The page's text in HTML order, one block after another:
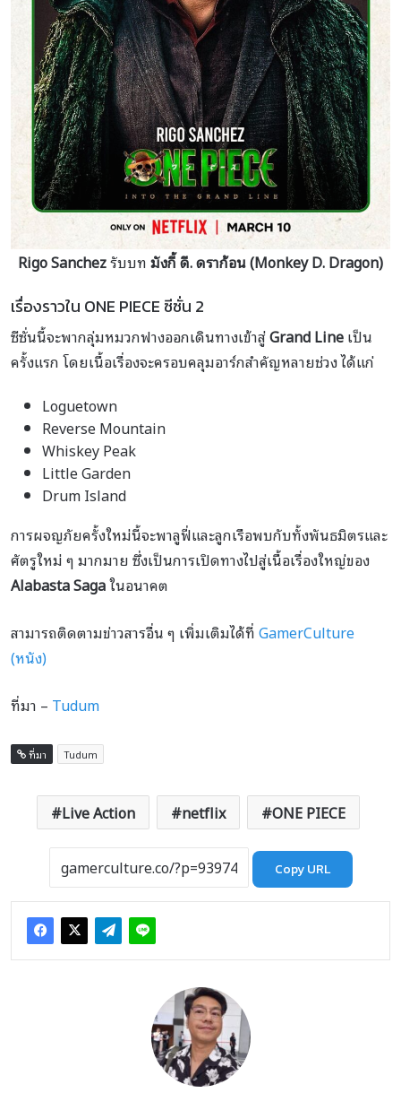
Rigo Sanchezรับบทมังกี้ ดี. ดราก้อน (Monkey D. Dragon)
เรื่องราวใน ONE PIECE ซีซั่น 2
ซีซั่นนี้จะพากลุ่มหมวกฟางออกเดินทางเข้าสู่Grand Lineเป็น
ครั้งแรก โดยเนื้อเรื่องจะครอบคลุมอาร์กสำคัญหลายช่วง ได้แก่
Loguetown
Reverse Mountain
Whiskey Peak
Little Garden
Drum Island
การผจญภัยครั้งใหม่นี้จะพาลูฟี่และลูกเรือพบกับทั้งพันธมิตรและ
ศัตรูใหม่ ๆ มากมาย ซึ่งเป็นการเปิดทางไปสู่เนื้อเรื่องใหญ่ของ
Alabasta Sagaในอนาคต
สามารถติดตามข่าวสารอื่น ๆ เพิ่มเติมได้ที่GamerCulture
(หนัง)
ที่มา – Tudum
ที่มา Tudum
Live Action netflix ONE PIECE
Copy URL